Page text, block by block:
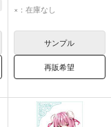
×：在庫なし
サンプル
再販希望